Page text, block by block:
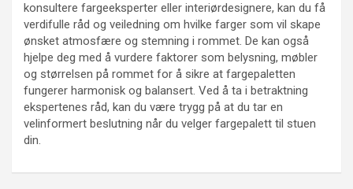
konsultere fargeeksperter eller interiørdesignere, kan du få
verdifulle råd og veiledning om hvilke farger som vil skape
ønsket atmosfære og stemning i rommet. De kan også
hjelpe deg med å vurdere faktorer som belysning, møbler
og størrelsen på rommet for å sikre at fargepaletten
fungerer harmonisk og balansert. Ved å ta i betraktning
ekspertenes råd, kan du være trygg på at du tar en
velinformert beslutning når du velger fargepalett til stuen
din.